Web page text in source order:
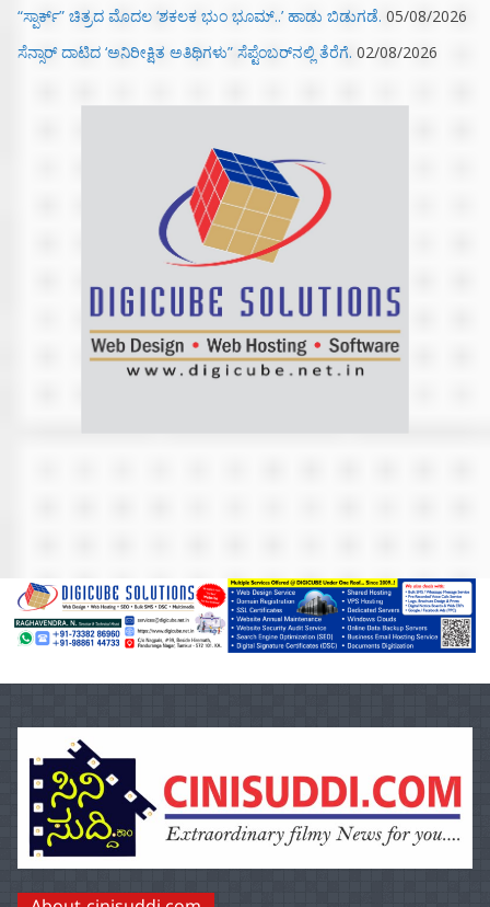
“ಸ್ಪಾರ್ಕ್” ಚಿತ್ರದ ಮೊದಲ‌ ‘ಶಕಲಕ ಭುಂ‌ ಭೂಮ್..’ ಹಾಡು ಬಿಡುಗಡೆ. 05/08/2026
ಸೆನ್ಸಾರ್ ದಾಟಿದ ‘ಅನಿರೀಕ್ಷಿತ ಅತಿಥಿಗಳು” ಸೆಪ್ಟೆಂಬರ್‌ನಲ್ಲಿ ತೆರೆಗೆ. 02/08/2026